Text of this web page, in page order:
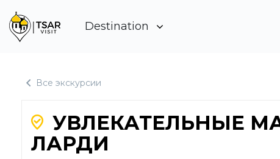
Destination
Все экскурсии
УВЛЕКАТЕЛЬНЫЕ
ЛАРДИ